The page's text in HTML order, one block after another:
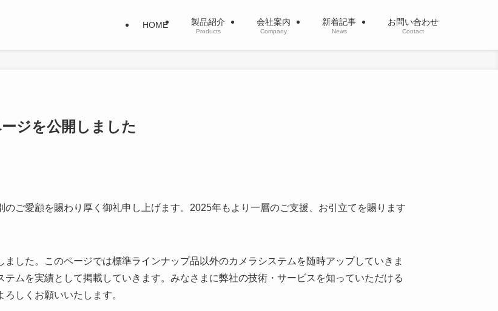
HOME 製品紹介
Products
会社案内
Company
新着記事
News
お問い合わせ
Contact
ジを公開しました
ご愛顧を賜わり厚く御礼申し上げます。2025年もより一層のご支援、お引立てを賜ります
した。このページでは標準ラインナップ品以外のカメラシステムを随時アップしていきま
ムを実績として掲載していきます。みなさまに弊社の技術・サービスを知っていただける
しくお願いいたします。